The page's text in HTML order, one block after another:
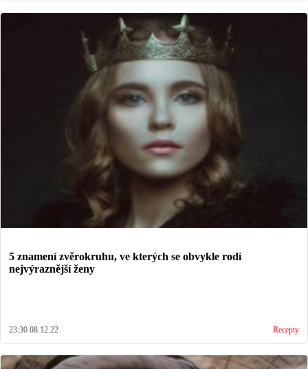
5 znamení zvěrokruhu, ve kterých se obvykle rodí
nejvýraznější ženy
23:30 08.12.22 Recepty